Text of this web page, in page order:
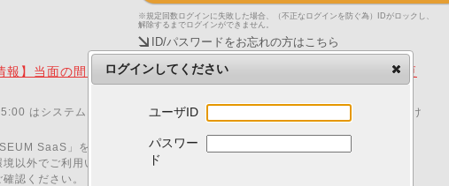
※規定回数ログインに失敗した場合、（不正なログインを防ぐ為）IDがロックし、
解除するまでログインができません。
ID/パスワードをお忘れの方はこちら
報】当面の間、旧画面をご利用いただく機能について（2025.4.15更
はシステムメンテナンスのため、「I.B.MUSEUM SaaS」をご利用いただけ
SaaS」をご利用いただくためには、以下の動作環境が必要です。
以外でご利用いただいた場合、動作に不具合が発生する可能性がございます。
確認ください。
ログインしてください
ユーザID
パスワー
ド